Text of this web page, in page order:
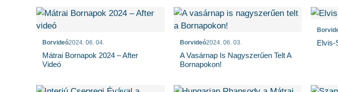
Borvideó2024. 06. 04.
Mátrai Bornapok 2024 – After
Videó
Borvideó2024. 06. 03.
A Vasárnap Is Nagyszerűen Telt A
Bornapokon!
Elvis-